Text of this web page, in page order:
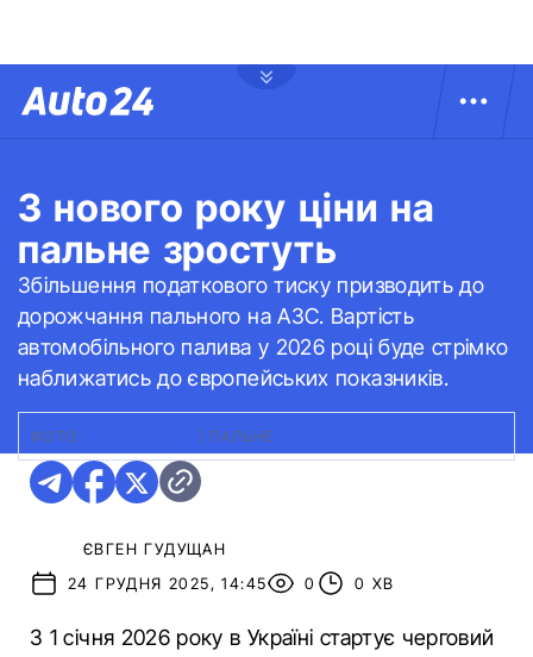
З нового року ціни на
пальне зростуть
Збільшення податкового тиску призводить до
дорожчання пального на АЗС. Вартість
автомобільного палива у 2026 році буде стрімко
наближатись до європейських показників.
ФОТО: ПАЛЬНЕ
ЄВГЕН ГУДУЩАН
24 ГРУДНЯ 2025, 14:45
0 0 ХВ
З 1 січня 2026 року в Україні стартує черговий